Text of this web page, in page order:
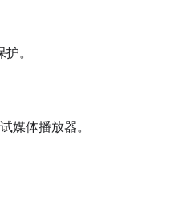
。
媒体播放器。